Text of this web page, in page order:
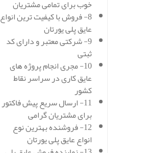
خوب برای تمامی مشتریان
8- فروش با کیفیت ترین انواع
عایق پلی یورتان
9- شرکتی معتبر و دارای کد
ثبتی
10- مجری انجام پروژه های
عایق کاری در سراسر نقاط
کشور
11- ارسال سریع پیش فاکتور
برای مشتریان گرامی
12- فروشنده بهترین نوع
انواع عایق پلی یورتان